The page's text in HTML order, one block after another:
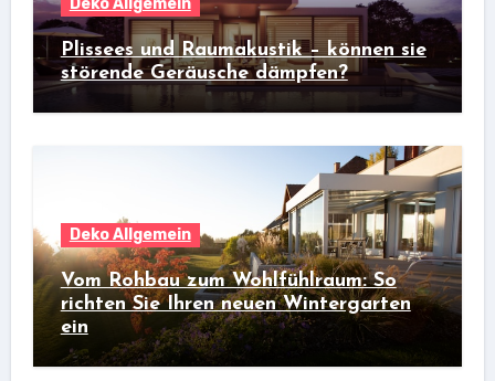
Plissees und Raumakustik – können sie
störende Geräusche dämpfen?
Deko Allgemein
Vom Rohbau zum Wohlfühlraum: So
richten Sie Ihren neuen Wintergarten
ein